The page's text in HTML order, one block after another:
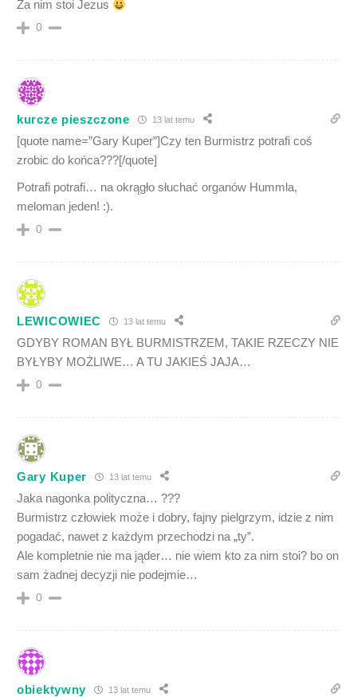
Za nim stoi Jezus
0
kurcze pieszczone 13 lat temu
[quote name=”Gary Kuper”]Czy ten Burmistrz potrafi coś
zrobic do końca???[/quote]
Potrafi potrafi… na okrągło słuchać organów Hummla,
meloman jeden! :).
0
LEWICOWIEC 13 lat temu
GDYBY ROMAN BYŁ BURMISTRZEM, TAKIE RZECZY NIE
BYŁYBY MOŻLIWE… A TU JAKIEŚ JAJA…
0
Gary Kuper 13 lat temu
Jaka nagonka polityczna… ???
Burmistrz człowiek może i dobry, fajny pielgrzym, idzie z nim
pogadać, nawet z każdym przechodzi na „ty”.
Ale kompletnie nie ma jąder… nie wiem kto za nim stoi? bo on
sam żadnej decyzji nie podejmie…
0
obiektywny 13 lat temu